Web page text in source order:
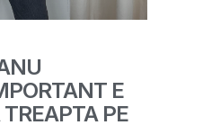
E
PE